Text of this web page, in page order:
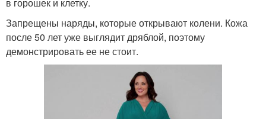
в горошек и клетку.
Запрещены наряды, которые открывают колени. Кожа
после 50 лет уже выглядит дряблой, поэтому
демонстрировать ее не стоит.